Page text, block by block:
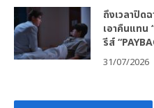
ถึงเวลาปิด
เอาคืนแทน
รีส์
31/07/2026